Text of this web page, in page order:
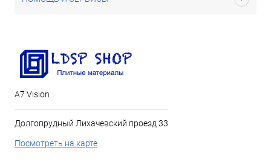
А7 Vision
Долгопрудный Лихачевский проезд 33
Посмотреть на карте